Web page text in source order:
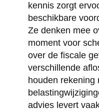
kennis zorgt
beschikbare
Ze denken mee
moment voor
over de fiscale
verschillende
houden rekening
advies levert